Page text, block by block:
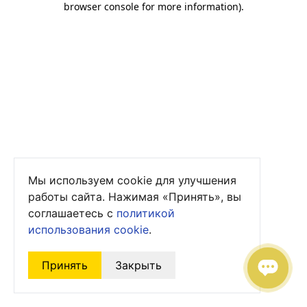
browser console for more information).
Мы используем cookie для улучшения
работы сайта. Нажимая «Принять», вы
соглашаетесь с политикой
использования cookie.
Принять Закрыть